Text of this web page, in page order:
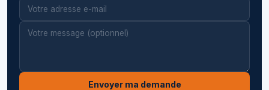
Envoyer ma demande